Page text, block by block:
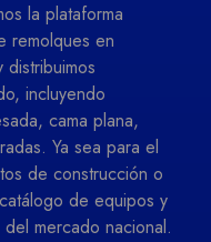
la plataforma
remolques en
incluyendo
cama plana,
Ya sea para el
de construcción o
de equipos y
mercado nacional.